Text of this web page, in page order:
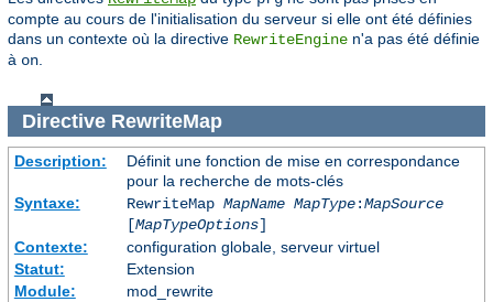
compte au cours de l'initialisation du serveur si elle ont été définies
dans un contexte où la directive RewriteEngine n'a pas été définie
à on
Directive RewriteMap
Description:
Définit une fonction de mise en correspondance
pour la recherche de mots-clés
Syntaxe:
RewriteMap MapName MapType:MapSource
[MapTypeOptions]
Contexte:
configuration globale, serveur virtuel
Statut:
Extension
Module:
mod_rewrite